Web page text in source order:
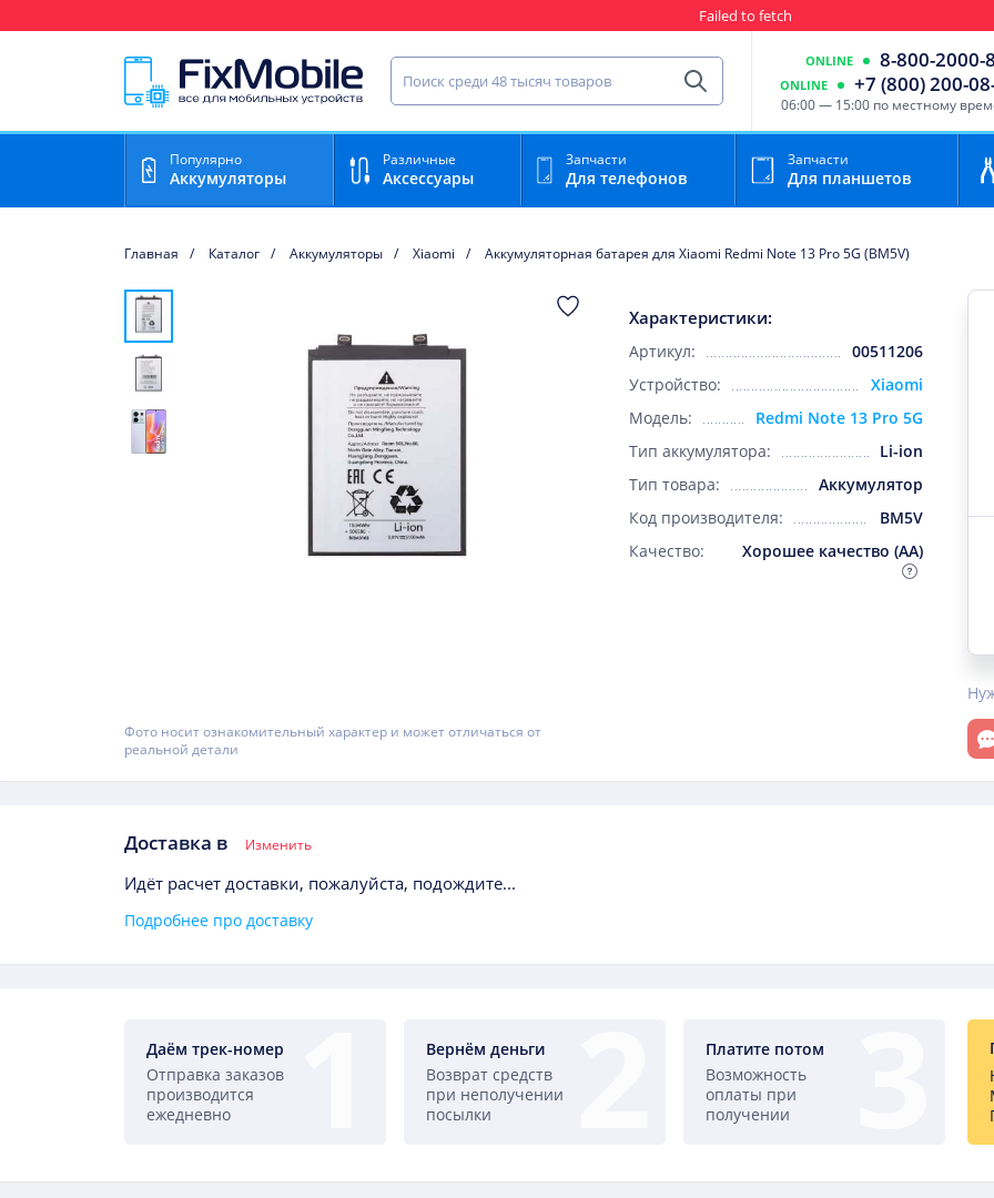
Failed to fetch
Найти запчасть для мобильного устройства
Найти
8-800-2000-
ONLINE
+7 (800) 200-
ONLINE
06:00 — 15:00 по местному
Популярно
Аккумуляторы
Различные
Аксессуары
Запчасти
Для телефонов
Запчасти
Для планшетов
Главная Каталог Аккумуляторы Xiaomi Аккумуляторная батарея для Xiaomi Redmi Note 13 Pro 5G (BM5V)
Фото носит ознакомительный характер и может отличаться от
реальной детали
Характеристики:
Артикул:
00511206
Устройство:
Xiaomi
Модель:
Redmi Note 13 Pro 5G
Тип аккумулятора:
Li-ion
Тип товара:
Аккумулятор
Код производителя:
BM5V
Качество:
Хорошее качество (AA)
Доставка в Изменить
Идёт расчет доставки, пожалуйста, подождите...
Подробнее про доставку
Даём трек-номер
Отправка заказов
производится
ежедневно
Вернём деньги
Возврат средств
при неполучении
посылки
Платите потом
Возможность
оплаты при
получении